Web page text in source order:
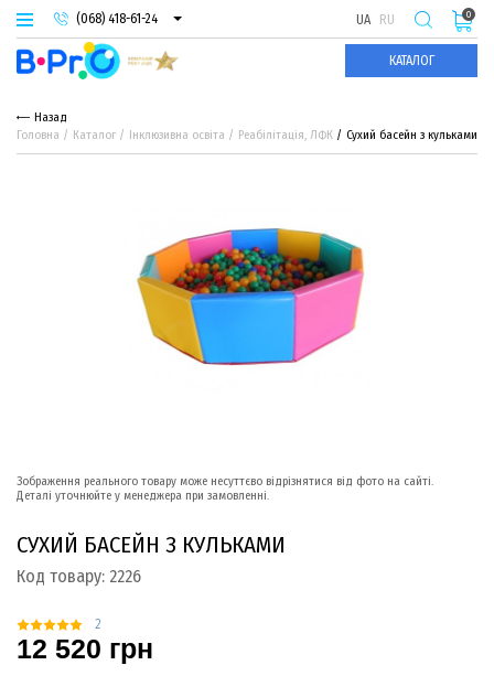
(068) 418-61-24
(093) 974-66-94
(095) 987-29-55
UA RU
КАТАЛОГ
0
Назад
Головна
Каталог Інклюзивна освіта Реабілітація, ЛФК Сухий басейн з кульками
Зображення реального товару може несуттєво відрізнятися від фото на сайті.
Деталі уточнюйте у менеджера при замовленні.
СУХИЙ БАСЕЙН З КУЛЬКАМИ
Код товару: 2226
2
12 520 грн